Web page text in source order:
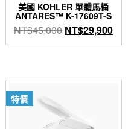
美國 KOHLER 單體馬桶
ANTARES™ K-17609T-S
NT$45,000 原
始
NT$45,000。
NT$29,900目
前
特價